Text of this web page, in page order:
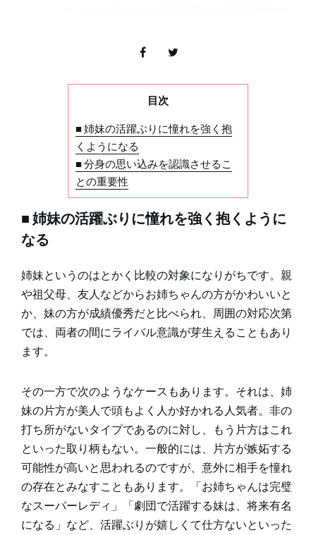
目次
■ 姉妹の活躍ぶりに憧れを強く抱
くようになる
■ 分身の思い込みを認識させるこ
との重要性
■ 姉妹の活躍ぶりに憧れを強く抱くように
なる
姉妹というのはとかく比較の対象になりがちです。親
や祖父母、友人などからお姉ちゃんの方がかわいいと
か、妹の方が成績優秀だと比べられ、周囲の対応次第
では、両者の間にライバル意識が芽生えることもあり
ます。
その一方で次のようなケースもあります。それは、姉
妹の片方が美人で頭もよく人か好かれる人気者。非の
打ち所がないタイプであるのに対し、もう片方はこれ
といった取り柄もない。一般的には、片方が嫉妬する
可能性が高いと思われるのですが、意外に相手を憧れ
の存在とみなすこともあります。「お姉ちゃんは完璧
なスーパーレディ」「劇団で活躍する妹は、将来有名
になる」など、活躍ぶりが嬉しくて仕方ないといった